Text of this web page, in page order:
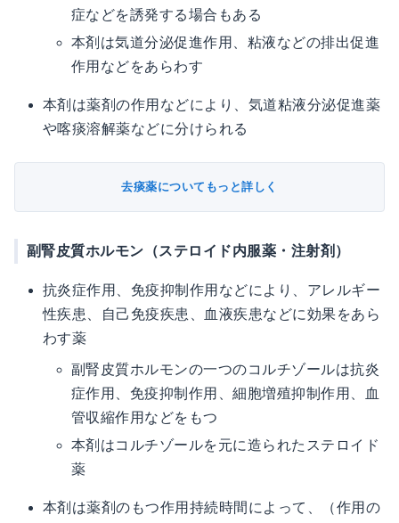
症などを誘発する場合もある
本剤は気道分泌促進作用、粘液などの排出促進
作用などをあらわす
本剤は薬剤の作用などにより、気道粘液分泌促進薬
や喀痰溶解薬などに分けられる
去痰薬についてもっと詳しく
副腎皮質ホルモン（ステロイド内服薬・注射剤）
抗炎症作用、免疫抑制作用などにより、アレルギー
性疾患、自己免疫疾患、血液疾患などに効果をあら
わす薬
副腎皮質ホルモンの一つのコルチゾールは抗炎
症作用、免疫抑制作用、細胞増殖抑制作用、血
管収縮作用などをもつ
本剤はコルチゾールを元に造られたステロイド
薬
本剤は薬剤のもつ作用持続時間によって、（作用の